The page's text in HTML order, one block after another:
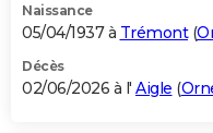
Naissance
05/04/1937 à Trémont(
Décès
02/06/2026 à l' Aigle (